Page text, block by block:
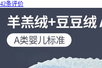
42条评价